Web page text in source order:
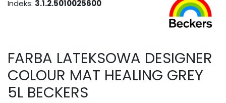
Indeks: 3.1.2.5010025600
FARBA LATEKSOWA DESIGNER
COLOUR MAT HEALING GREY
5L BECKERS